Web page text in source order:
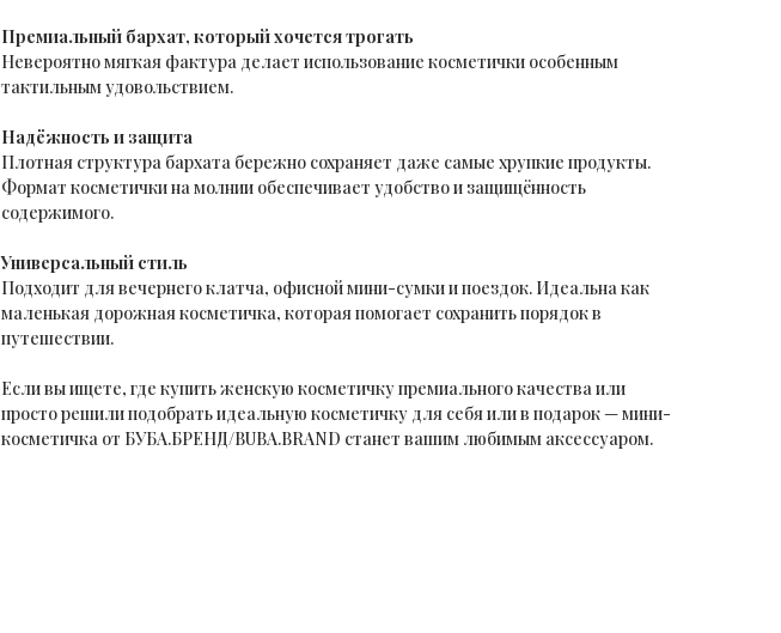
Премиальный бархат, который хочется трогать
Невероятно мягкая фактура делает использование косметички особенным
тактильным удовольствием.
Надёжность и защита
Плотная структура бархата бережно сохраняет даже самые хрупкие продукты.
Формат косметички на молнии обеспечивает удобство и защищённость
содержимого.
Универсальный стиль
Подходит для вечернего клатча, офисной мини-сумки и поездок. Идеальна как
маленькая дорожная косметичка, которая помогает сохранить порядок в
путешествии.
Если вы ищете, где купить женскую косметичку премиального качества или
просто решили подобрать идеальную косметичку для себя или в подарок — мини-
косметичка от БУБА.БРЕНД/BUBA.BRAND станет вашим любимым аксессуаром.